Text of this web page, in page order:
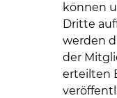
können
Dritte
werden
der
erteilten